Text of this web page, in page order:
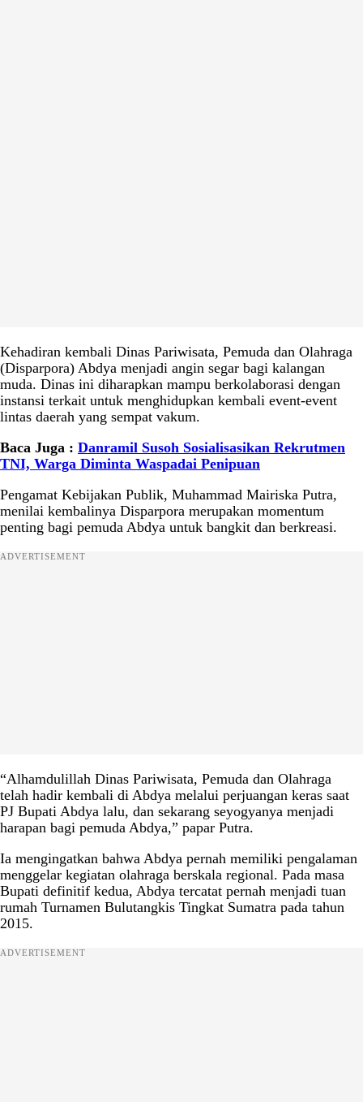
Kehadiran kembali Dinas Pariwisata, Pemuda dan Olahraga
(Disparpora) Abdya menjadi angin segar bagi kalangan
muda. Dinas ini diharapkan mampu berkolaborasi dengan
instansi terkait untuk menghidupkan kembali event-event
lintas daerah yang sempat vakum.
Baca Juga : Danramil Susoh Sosialisasikan Rekrutmen
TNI, Warga Diminta Waspadai Penipuan
Pengamat Kebijakan Publik, Muhammad Mairiska Putra,
menilai kembalinya Disparpora merupakan momentum
penting bagi pemuda Abdya untuk bangkit dan berkreasi.
ADVERTISEMENT
“Alhamdulillah Dinas Pariwisata, Pemuda dan Olahraga
telah hadir kembali di Abdya melalui perjuangan keras saat
PJ Bupati Abdya lalu, dan sekarang seyogyanya menjadi
harapan bagi pemuda Abdya,” papar Putra.
Ia mengingatkan bahwa Abdya pernah memiliki pengalaman
menggelar kegiatan olahraga berskala regional. Pada masa
Bupati definitif kedua, Abdya tercatat pernah menjadi tuan
rumah Turnamen Bulutangkis Tingkat Sumatra pada tahun
2015.
ADVERTISEMENT